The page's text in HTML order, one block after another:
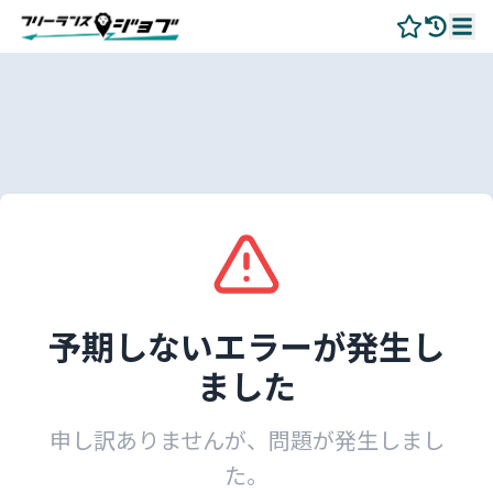
予期しないエラーが発生し
ました
申し訳ありませんが、問題が発生しまし
た。